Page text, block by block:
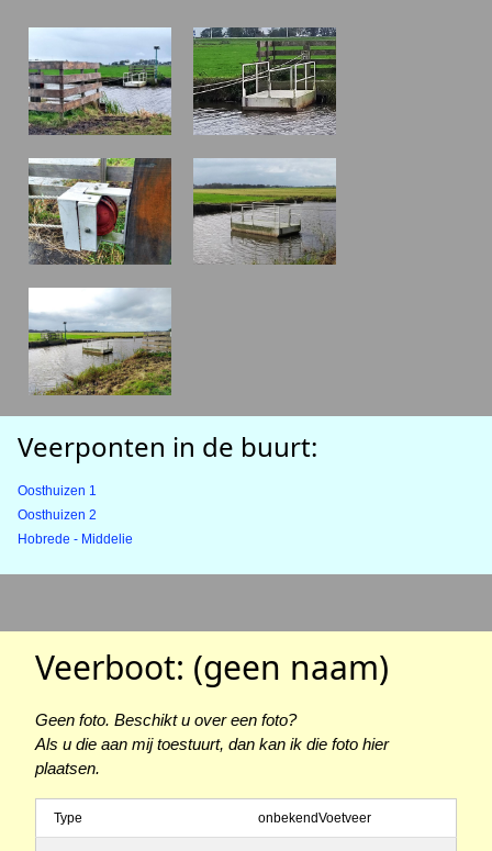
Veerponten in de buurt:
Oosthuizen 1
Oosthuizen 2
Hobrede - Middelie
Veerboot: (geen naam)
Geen foto. Beschikt u over een foto?
Als u die aan mij toestuurt, dan kan ik die foto hier
plaatsen.
Type onbekendVoetveer